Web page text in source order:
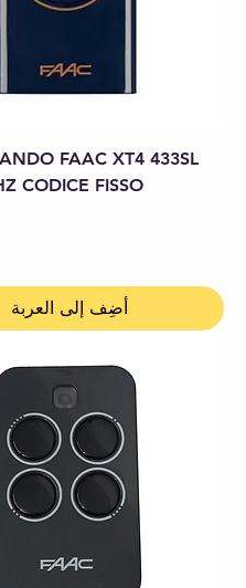
FAAC XT4 433SL
CODICE FISSO
أضِف إلى العربة